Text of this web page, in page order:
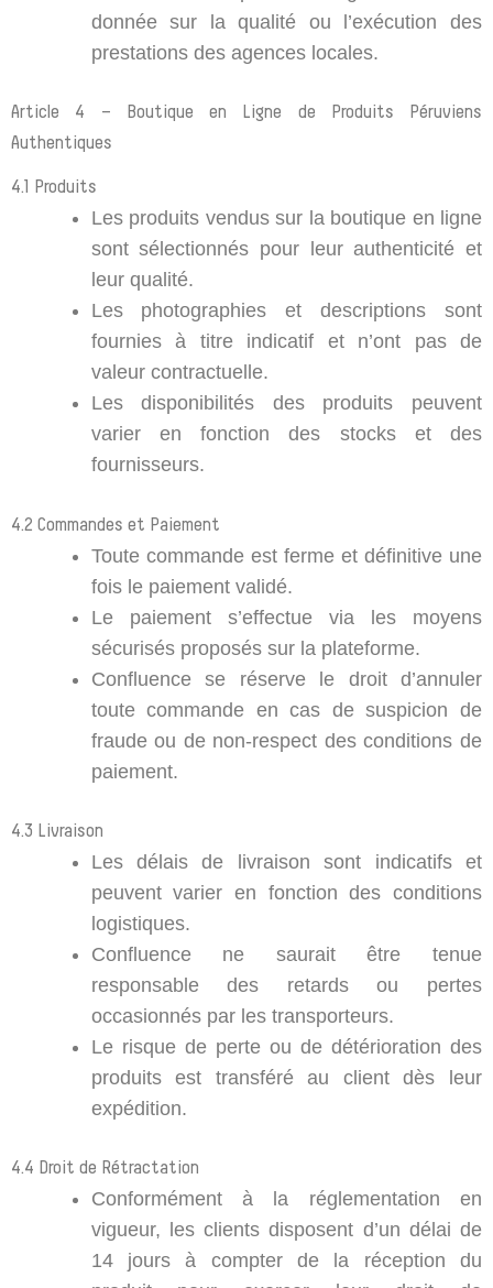
donnée sur la qualité ou l’exécution des
prestations des agences locales.
Article 4 – Boutique en Ligne de Produits Péruviens
Authentiques
4.1 Produits
Les produits vendus sur la boutique en ligne
sont sélectionnés pour leur authenticité et
leur qualité.
Les photographies et descriptions sont
fournies à titre indicatif et n’ont pas de
valeur contractuelle.
Les disponibilités des produits peuvent
varier en fonction des stocks et des
fournisseurs.
4.2 Commandes et Paiement
Toute commande est ferme et définitive une
fois le paiement validé.
Le paiement s’effectue via les moyens
sécurisés proposés sur la plateforme.
Confluence se réserve le droit d’annuler
toute commande en cas de suspicion de
fraude ou de non-respect des conditions de
paiement.
4.3 Livraison
Les délais de livraison sont indicatifs et
peuvent varier en fonction des conditions
logistiques.
Confluence ne saurait être tenue
responsable des retards ou pertes
occasionnés par les transporteurs.
Le risque de perte ou de détérioration des
produits est transféré au client dès leur
expédition.
4.4 Droit de Rétractation
Conformément à la réglementation en
vigueur, les clients disposent d’un délai de
14 jours à compter de la réception du